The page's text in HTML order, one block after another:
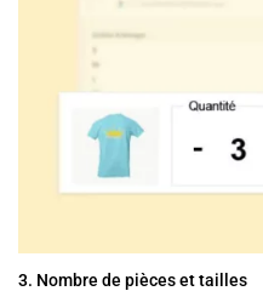
3. Nombre de pièces et tailles